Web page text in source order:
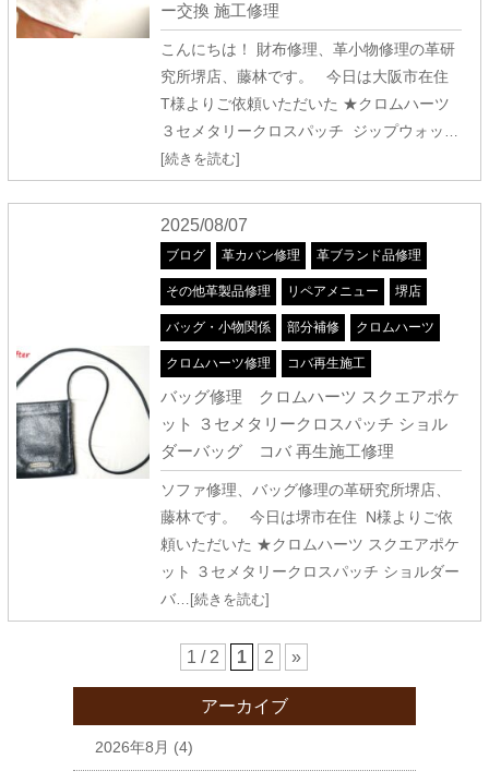
ー交換 施工修理
こんにちは！ 財布修理、革小物修理の革研
究所堺店、藤林です。 今日は大阪市在住
T様よりご依頼いただいた ★クロムハーツ
３セメタリークロスパッチ ジップウォッ …
[続きを読む]
2025/08/07
ブログ 革カバン修理 革ブランド品修理
その他革製品修理 リペアメニュー 堺店
バッグ・小物関係 部分補修 クロムハーツ
クロムハーツ修理 コバ再生施工
バッグ修理 クロムハーツ スクエアポケ
ット ３セメタリークロスパッチ ショル
ダーバッグ コバ 再生施工修理
ソファ修理、バッグ修理の革研究所堺店、
藤林です。 今日は堺市在住 N様よりご依
頼いただいた ★クロムハーツ スクエアポケ
ット ３セメタリークロスパッチ ショルダー
バ…[続きを読む]
1 / 2 1 2 »
アーカイブ
2026年8月 (4)